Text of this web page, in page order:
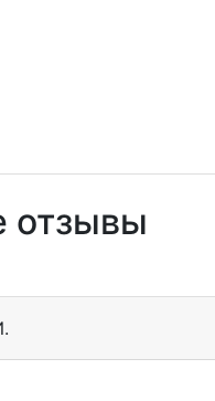
отзывы